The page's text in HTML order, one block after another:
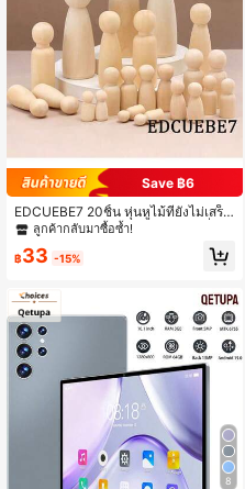
Save ฿6
EDCUEBE7 20ชิ้น หุ่นหูไม้ที่ยังไม่เสร็จ
รูปร่างมนุษย์ไม้ธรรมชาติ ตกแต่งเพื่อ
ทำสี งานฝีมือ DIY การเล่นหุ่น ตกแต่งง
านปาร์ตี้ที่บ้าน
ลูกค้ากลับมาซื้อซ้ำ!
฿33 -15%
8